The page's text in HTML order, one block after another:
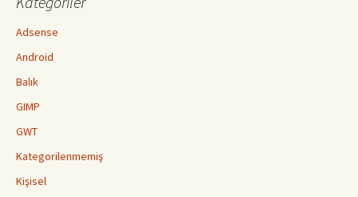
Adsense
Android
Balık
GIMP
GWT
Kategorilenmemiş
Kişisel